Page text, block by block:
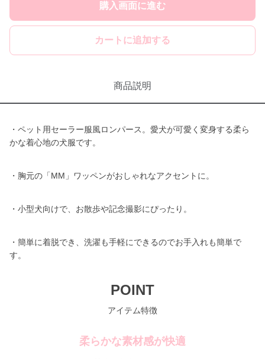
購入画面に進む
カートに追加する
商品説明
・ペット用セーラー服風ロンパース。愛犬が可愛く変身する柔ら
かな着心地の犬服です。
・胸元の「MM」ワッペンがおしゃれなアクセントに。
・小型犬向けで、お散歩や記念撮影にぴったり。
・簡単に着脱でき、洗濯も手軽にできるのでお手入れも簡単で
す。
POINT
アイテム特徴
柔らかな素材感が快適